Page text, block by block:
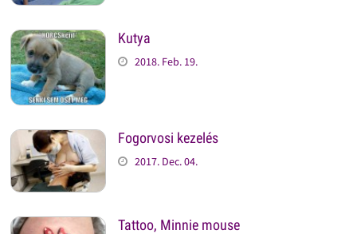
Kutya
2018. Feb. 19.
Fogorvosi kezelés
2017. Dec. 04.
Tattoo, Minnie mouse